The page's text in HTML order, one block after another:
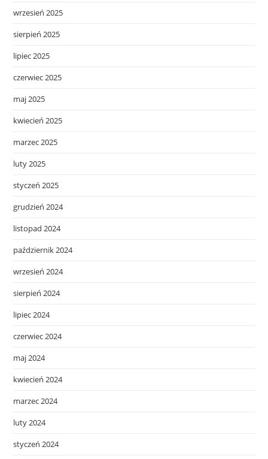
wrzesień 2025
sierpień 2025
lipiec 2025
czerwiec 2025
maj 2025
kwiecień 2025
marzec 2025
luty 2025
styczeń 2025
grudzień 2024
listopad 2024
październik 2024
wrzesień 2024
sierpień 2024
lipiec 2024
czerwiec 2024
maj 2024
kwiecień 2024
marzec 2024
luty 2024
styczeń 2024